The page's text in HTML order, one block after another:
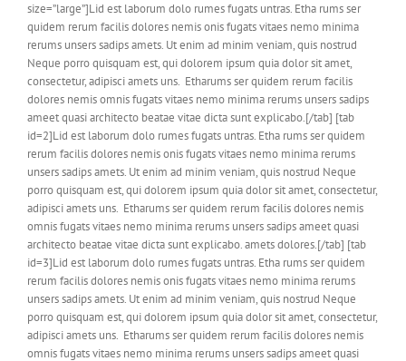
size=”large”]Lid est laborum dolo rumes fugats untras. Etha rums ser
quidem rerum facilis dolores nemis onis fugats vitaes nemo minima
rerums unsers sadips amets. Ut enim ad minim veniam, quis nostrud
Neque porro quisquam est, qui dolorem ipsum quia dolor sit amet,
consectetur, adipisci amets uns. Etharums ser quidem rerum facilis
dolores nemis omnis fugats vitaes nemo minima rerums unsers sadips
ameet quasi architecto beatae vitae dicta sunt explicabo.[/tab] [tab
id=2]Lid est laborum dolo rumes fugats untras. Etha rums ser quidem
rerum facilis dolores nemis onis fugats vitaes nemo minima rerums
unsers sadips amets. Ut enim ad minim veniam, quis nostrud Neque
porro quisquam est, qui dolorem ipsum quia dolor sit amet, consectetur,
adipisci amets uns. Etharums ser quidem rerum facilis dolores nemis
omnis fugats vitaes nemo minima rerums unsers sadips ameet quasi
architecto beatae vitae dicta sunt explicabo. amets dolores.[/tab] [tab
id=3]Lid est laborum dolo rumes fugats untras. Etha rums ser quidem
rerum facilis dolores nemis onis fugats vitaes nemo minima rerums
unsers sadips amets. Ut enim ad minim veniam, quis nostrud Neque
porro quisquam est, qui dolorem ipsum quia dolor sit amet, consectetur,
adipisci amets uns. Etharums ser quidem rerum facilis dolores nemis
omnis fugats vitaes nemo minima rerums unsers sadips ameet quasi